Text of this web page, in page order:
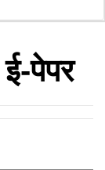
पेपर